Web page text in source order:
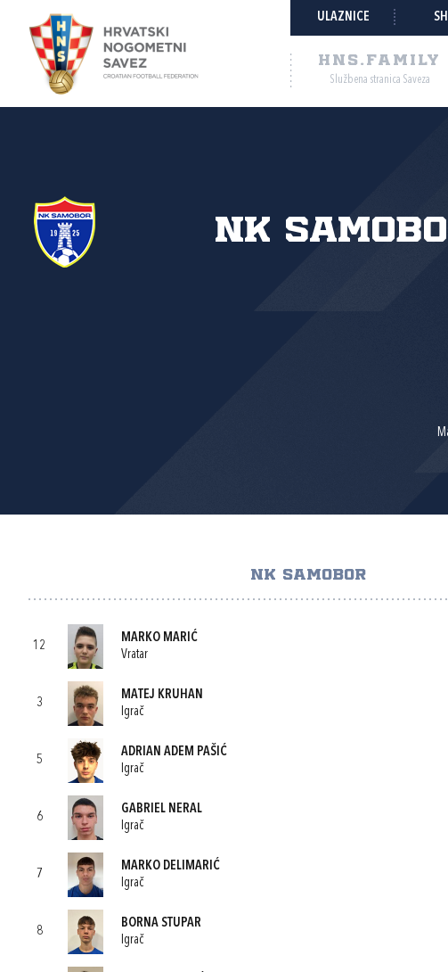
ULAZNICE
HNS.FAMILY
Službena stranica Saveza
NK
NK SAMOBOR
12
MARKO MARIĆ
Vratar
3
MATEJ KRUHAN
Igrač
5
ADRIAN ADEM PAŠIĆ
Igrač
6
GABRIEL NERAL
Igrač
7
MARKO DELIMARIĆ
Igrač
8
BORNA STUPAR
Igrač